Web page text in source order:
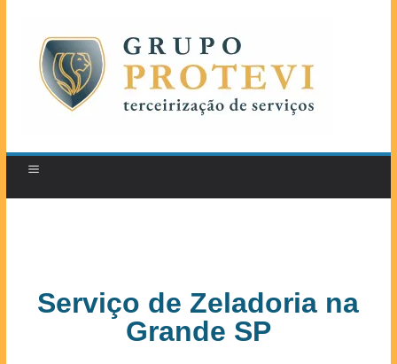
Serviço de Zeladoria na
Grande SP